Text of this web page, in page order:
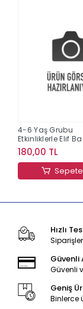
4-6 Yaş Grubu
Etkinliklerle Elif
Kapak
180,00 TL
Hızlı
Güvenli
Güvenli
Geniş
Binlerce